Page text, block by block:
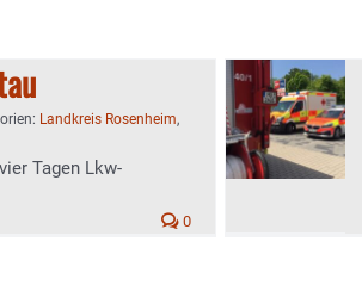
Landkreis Rosenheim,
Tagen Lkw-
0